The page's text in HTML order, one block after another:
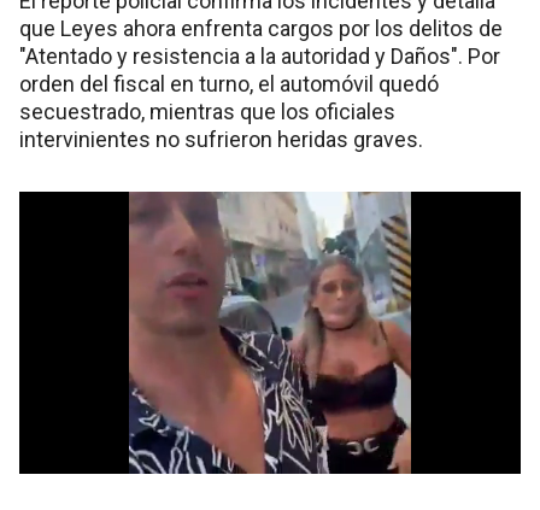
que Leyes ahora enfrenta cargos por los delitos de
"Atentado y resistencia a la autoridad y Daños". Por
orden del fiscal en turno, el automóvil quedó
secuestrado, mientras que los oficiales
intervinientes no sufrieron heridas graves.